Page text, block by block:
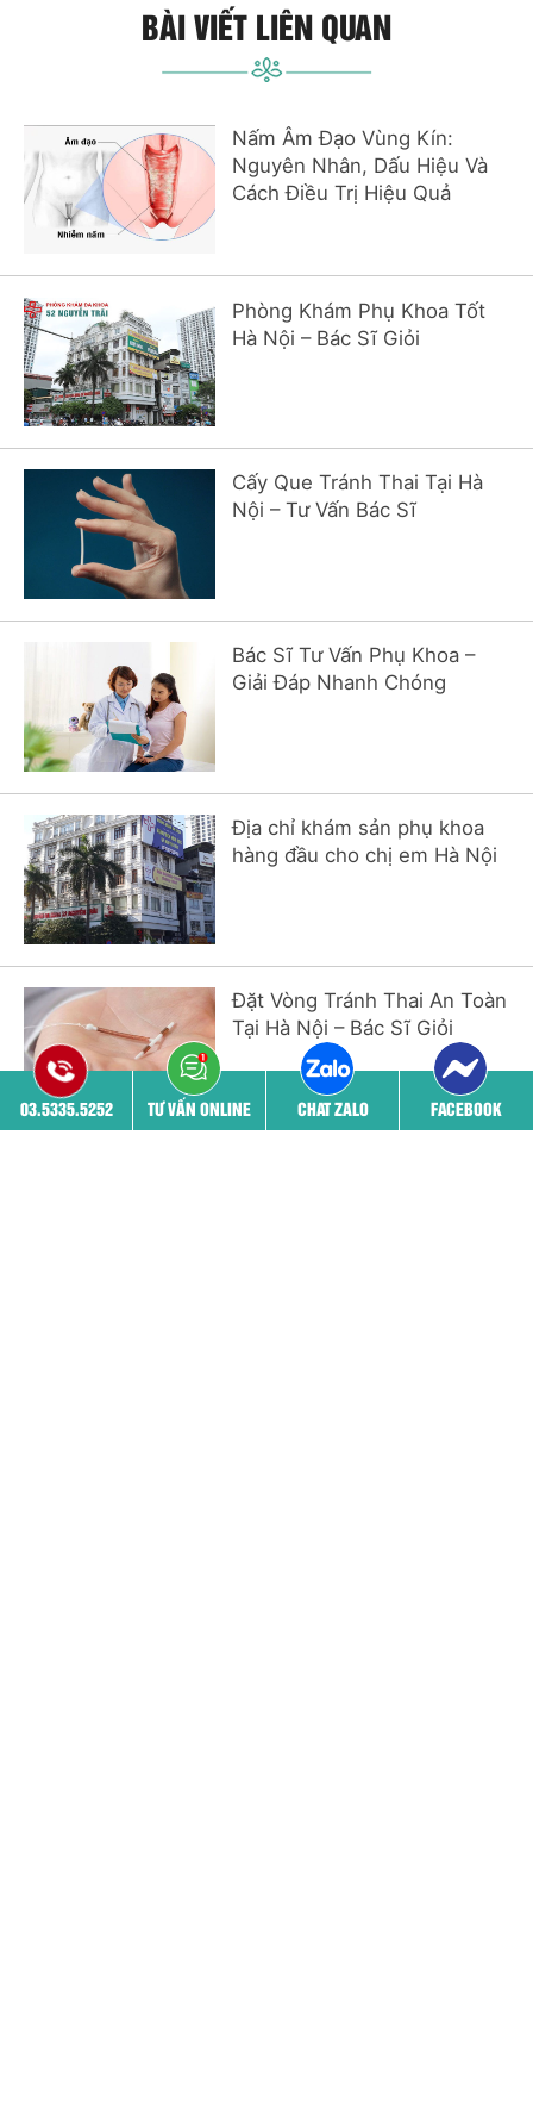
BÀI VIẾT LIÊN QUAN
Nấm Âm Đạo Vùng Kín:
Nguyên Nhân, Dấu Hiệu Và
Cách Điều Trị Hiệu Quả
Phòng Khám Phụ Khoa Tốt
Hà Nội – Bác Sĩ Giỏi
Cấy Que Tránh Thai Tại Hà
Nội – Tư Vấn Bác Sĩ
Bác Sĩ Tư Vấn Phụ Khoa –
Giải Đáp Nhanh Chóng
Địa chỉ khám sản phụ khoa
hàng đầu cho chị em Hà Nội
Đặt Vòng Tránh Thai An Toàn
Tại Hà Nội – Bác Sĩ Giỏi
03.5335.5252 TƯ VẤN ONLINE CHAT ZALO FACEBOOK